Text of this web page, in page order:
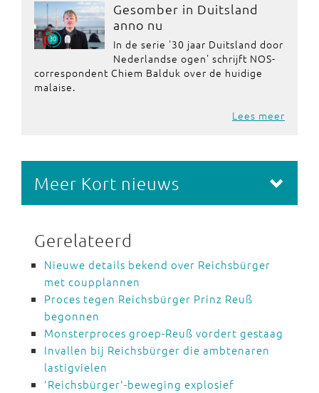
Gesomber in Duitsland
anno nu
In de serie '30 jaar Duitsland door
Nederlandse ogen' schrijft NOS-
correspondent Chiem Balduk over de huidige
malaise.
Lees meer
Meer Kort nieuws
Gerelateerd
Nieuwe details bekend over Reichsbürger
met coupplannen
Proces tegen Reichsbürger Prinz Reuß
begonnen
Monsterproces groep-Reuß vordert gestaag
Invallen bij Reichsbürger die ambtenaren
lastigvielen
'Reichsbürger'-beweging explosief